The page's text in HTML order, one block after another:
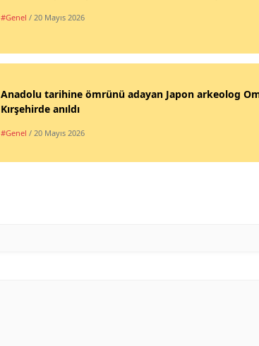
#Genel / 20 Mayıs 2026
Anadolu tarihine ömrünü adayan Japon arkeolog
Kırşehirde anıldı
#Genel / 20 Mayıs 2026